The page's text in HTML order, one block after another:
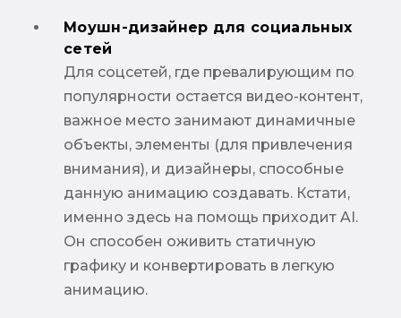
Моушн-дизайнер для социальных
сетей
Для соцсетей, где превалирующим по
популярности остается видео-контент,
важное место занимают динамичные
объекты, элементы (для привлечения
внимания), и дизайнеры, способные
данную анимацию создавать. Кстати,
именно здесь на помощь приходит AI.
Он способен оживить статичную
графику и конвертировать в легкую
анимацию.